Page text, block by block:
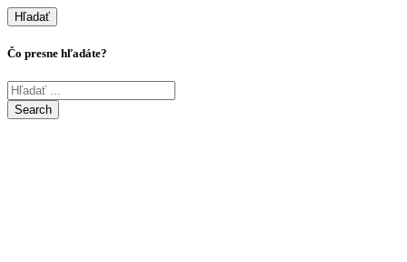
Hľadať
Čo presne hľadáte?